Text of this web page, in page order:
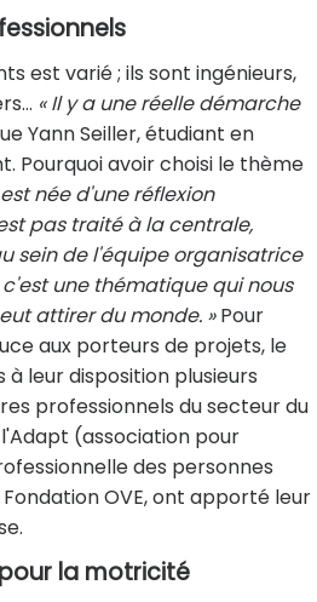
est varié ; ils sont ingénieurs,
« Il y a une réelle démarche
Yann Seiller, étudiant en
Pourquoi avoir choisi le thème
est née d'une réflexion
pas traité à la centrale,
sein de l'équipe organisatrice
une thématique qui nous
attirer du monde. »Pour
aux porteurs de projets, le
à leur disposition plusieurs
professionnels du secteur du
(association pour
des personnes
OVE, ont apporté leur
la motricité